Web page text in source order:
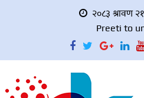
२०८३ श्रावण
Preeti to